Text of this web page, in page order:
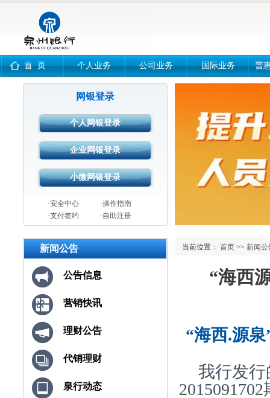
个人业务 公司业务 国际业务 普
首 页
网银登录
·安全中心
·操作指南
·支付签约
·自助注册
新闻公告
公告信息
营销快讯
理财公告
代销理财
泉行动态
当前位置： 首页 >> 新闻公
“海西
“海西.源
我行发行